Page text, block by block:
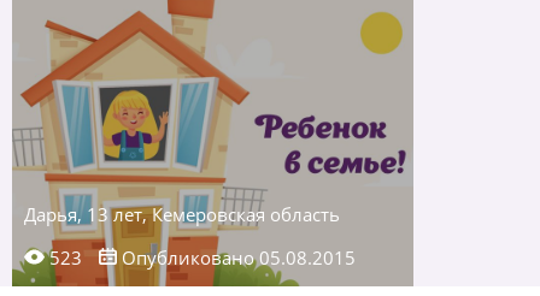
Дарья, 13 лет, Кемеровская область
523
Опубликовано 05.08.2015